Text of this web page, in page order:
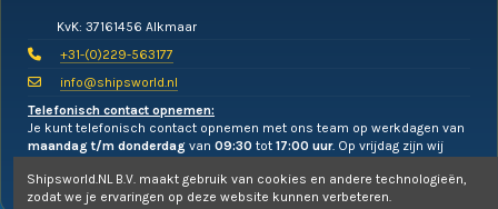
KvK: 37161456 Alkmaar
+31-(0)229-563177
info@shipsworld.nl
Telefonisch contact opnemen:
Je kunt telefonisch contact opnemen met ons team op werkdagen van
maandag t/m donderdag van 09:30 tot 17:00 uur. Op vrijdag zijn wij
Shipsworld.NL B.V. maakt gebruik van cookies en andere technologieën,
zodat we je ervaringen op deze website kunnen verbeteren.